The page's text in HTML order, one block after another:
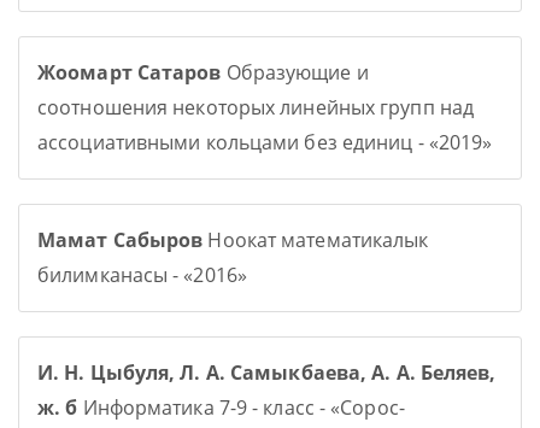
Жоомарт Сатаров Образующие и
соотношения некоторых линейных групп над
ассоциативными кольцами без единиц - «2019»
Мамат Сабыров Ноокат математикалык
билимканасы - «2016»
И. Н. Цыбуля, Л. А. Самыкбаева, А. А. Беляев,
ж. б Информатика 7-9 - класс - «Сорос-